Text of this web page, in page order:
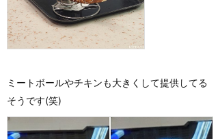
ミートボールやチキンも大きくして提供してる
そうです(笑)